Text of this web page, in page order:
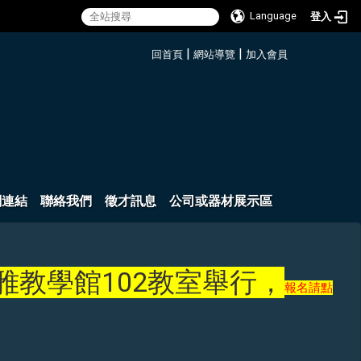
Language 登入
回首頁 | 網站導覽 | 加入會員
結 聯絡我們 徵才訊息 公司或器材展示區
教學館102教室舉行，報名請點